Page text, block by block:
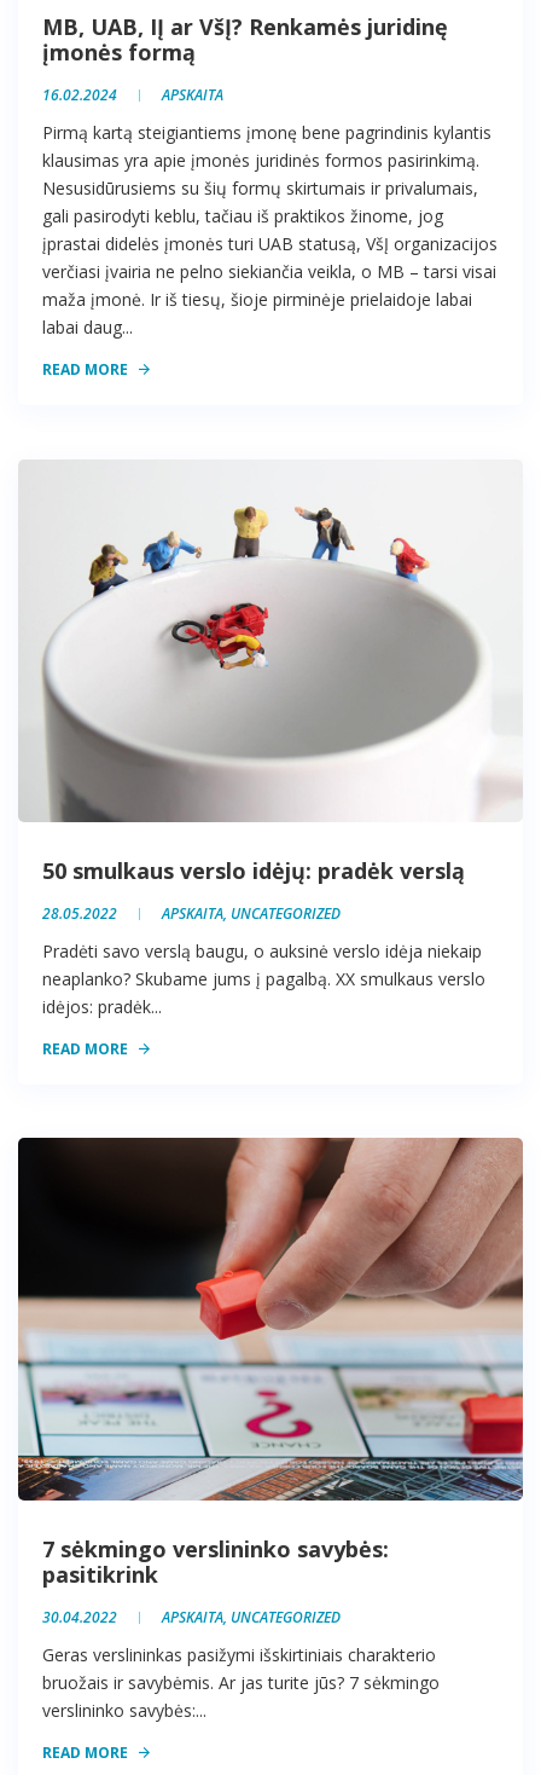
MB, UAB, IĮ ar VšĮ? Renkamės juridinę
įmonės formą
16.02.2024 APSKAITA
Pirmą kartą steigiantiems įmonę bene pagrindinis kylantis
klausimas yra apie įmonės juridinės formos pasirinkimą.
Nesusidūrusiems su šių formų skirtumais ir privalumais,
gali pasirodyti keblu, tačiau iš praktikos žinome, jog
įprastai didelės įmonės turi UAB statusą, VšĮ organizacijos
verčiasi įvairia ne pelno siekiančia veikla, o MB – tarsi visai
maža įmonė. Ir iš tiesų, šioje pirminėje prielaidoje labai
labai daug...
READ MORE
50 smulkaus verslo idėjų: pradėk verslą
28.05.2022 APSKAITA, UNCATEGORIZED
Pradėti savo verslą baugu, o auksinė verslo idėja niekaip
neaplanko? Skubame jums į pagalbą. XX smulkaus verslo
idėjos: pradėk...
READ MORE
7 sėkmingo verslininko savybės:
pasitikrink
30.04.2022 APSKAITA, UNCATEGORIZED
Geras verslininkas pasižymi išskirtiniais charakterio
bruožais ir savybėmis. Ar jas turite jūs? 7 sėkmingo
verslininko savybės:...
READ MORE